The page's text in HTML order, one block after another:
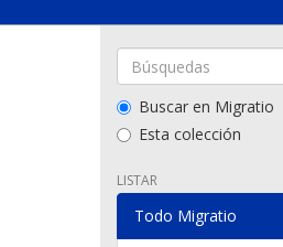
Buscar en Migratio
Esta colección
LISTAR
Todo Migratio